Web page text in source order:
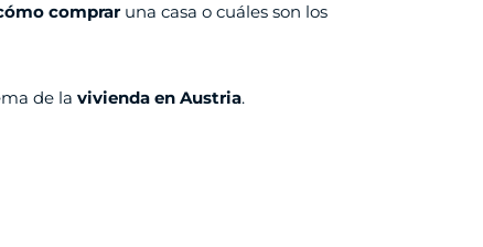
compraruna casa o cuáles son los
de la vivienda en Austria.